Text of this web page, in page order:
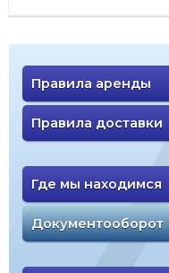
Правила аренды
Правила доставки
Где мы находимся
Документооборот